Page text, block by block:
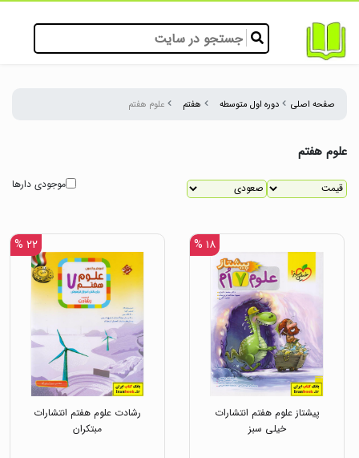
صفحه اصلی دوره اول متوسطه هفتم علوم هفتم
علوم هفتم
موجودی دارها
۱۸ %
پیشتاز علوم هفتم انتشارات
خیلی سبز
۲۲ %
رشادت علوم هفتم انتشارات
مبتکران